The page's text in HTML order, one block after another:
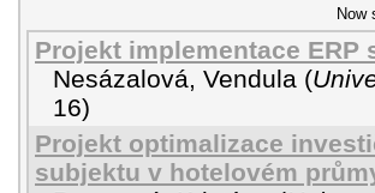
Now
Projekt implementace
Nesázalová, Vendula (
16)
Projekt optimalizace
subjektu v hotelovém